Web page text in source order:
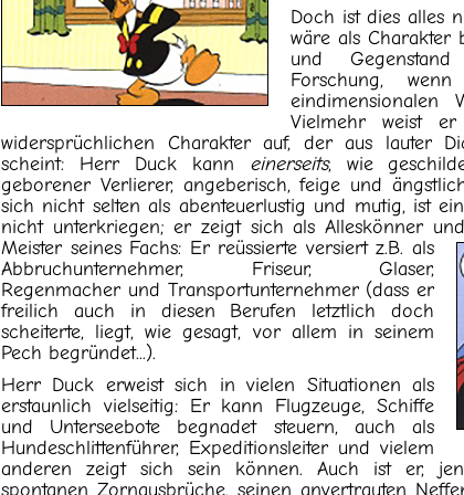
Doch ist dies alles
wäre als Charakter
und Gegenstand
Forschung,
eindimensionalen
Vielmehr weist er
widersprüchlichen Charakter auf, der aus lauter
scheint: Herr Duck kann einerseits, wie
geborener Verlierer, angeberisch, feige und
sich nicht selten als abenteuerlustig und mutig, ist
nicht unterkriegen; er zeigt sich als Alleskönner
Meister seines Fachs: Er reüssierte versiert z.B. als
Abbruchunternehmer, Friseur, Glaser,
Regenmacher und Transportunternehmer (dass er
freilich auch in diesen Berufen letztlich doch
scheiterte, liegt, wie gesagt, vor allem in seinem
Pech begründet...).
Herr Duck erweist sich in vielen Situationen als
erstaunlich vielseitig: Er kann Flugzeuge, Schiffe
und Unterseebote begnadet steuern, auch als
Hundeschlittenführer, Expeditionsleiter und vielem
anderen zeigt sich sein können. Auch ist er,
spontanen Zornausbrüche, seinen anvertrauten